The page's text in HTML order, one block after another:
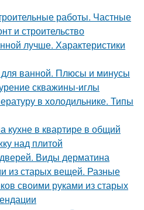
работы. Частные
и строительство
лучше. Характеристики
для ванной. Плюсы и минусы
скважины-иглы
в холодильнике. Типы
кухне в квартире в общий
над плитой
Виды дерматина
из старых вещей. Разные
своими руками из старых